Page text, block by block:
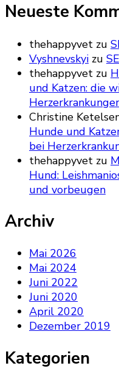
Neueste
thehappyvet zu
Vyshnevskyi zu
thehappyvet zu
und Katzen: die
Christine
Hunde und
bei
thehappyvet zu
Hund:
und vorbeugen
Archiv
Mai 2026
Mai 2024
Juni 2022
Juni 2020
April 2020
Dezember 2019
Kategorien